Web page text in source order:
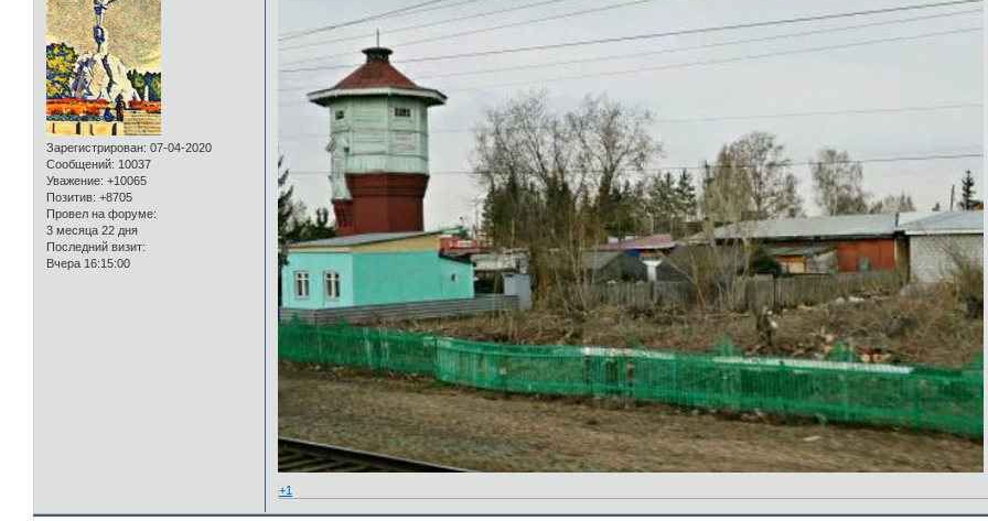
Зарегистрирован: 07-04-2020
Сообщений: 10037
Уважение: +10065
Позитив: +8705
Провел на форуме:
3 месяца 22 дня
Последний визит:
Вчера 16:15:00
+1